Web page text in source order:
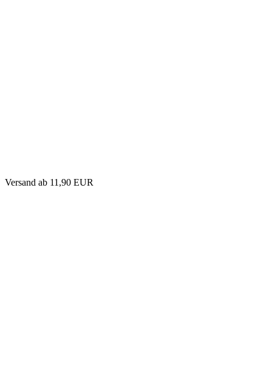
Versand ab 11,90 EUR